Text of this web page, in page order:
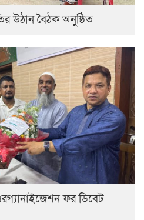
উঠান বৈঠক অনুষ্ঠিত
ফর ডিবেট